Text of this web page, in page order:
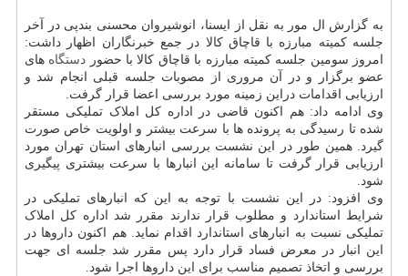
به گزارش ال مور به نقل از ایسنا، انوشیروان محسنی بندپی در آخر
جلسه کمیته مبارزه با قاچاق کالا در جمع خبرنگاران اظهار داشت:
امروز سومین جلسه کمیته مبارزه با قاچاق کالا با حضور دستگاه های
عضو برگزار و در آن مروری از مصوبات جلسه قبلی انجام شد و
ارزیابی اقدامات دراین زمینه مورد بررسی اعضا قرار گرفت.
وی ادامه داد: هم اکنون قاضی در اداره کل املاک تملیکی مستقر
شده تا رسیدگی به پرونده ها با سرعت بیشتر و اولویت خاص صورت
گیرد. همین طور در این نشست بررسی انبارهای استان تهران مورد
ارزیابی قرار گرفت تا سامانه این انبارها با سرعت بیشتری پیگیری
شود.
وی افزود: در این نشست با توجه به این که انبارهای تملیکی در
شرایط استاندارد و مطلوب قرار ندارند مقرر شد اداره کل املاک
تملیکی نسبت به انبارهای استاندارد اقدام نماید. هم اکنون داروها در
این انبار در معرض فساد قرار دارد پس مقرر شد جلسه ای جهت
بررسی و اتخاذ تصمیم مناسب برای این داروها اجرا شود.